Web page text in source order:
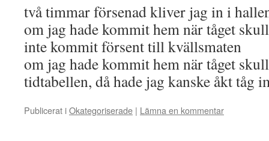
två timmar försenad kliver jag in i
om jag hade kommit hem när tåget
inte kommit försent till kvällsmaten
om jag hade kommit hem när tåget
tidtabellen, då hade jag kanske åkt
Publicerat iOkategoriserade | Lämna en kommentar